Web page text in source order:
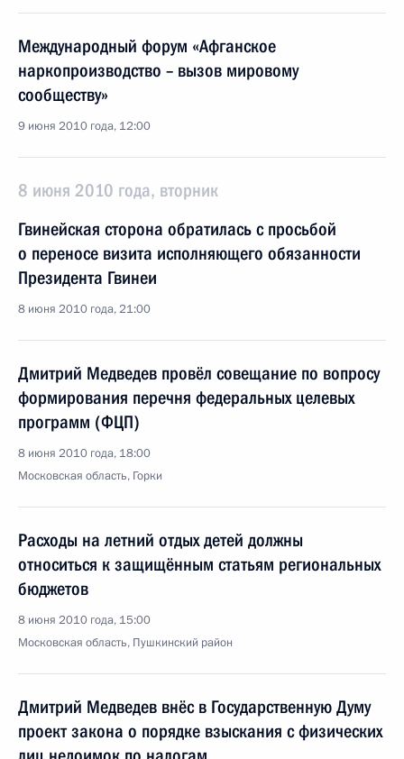
Международный форум «Афганское
наркопроизводство – вызов мировому
сообществу»
9 июня 2010 года, 12:00
8 июня 2010 года, вторник
Гвинейская сторона обратилась с просьбой
о переносе визита исполняющего обязанности
Президента Гвинеи
8 июня 2010 года, 21:00
Дмитрий Медведев провёл совещание по вопросу
формирования перечня федеральных целевых
программ (ФЦП)
8 июня 2010 года, 18:00
Московская область, Горки
Расходы на летний отдых детей должны
относиться к защищённым статьям региональных
бюджетов
8 июня 2010 года, 15:00
Московская область, Пушкинский район
Дмитрий Медведев внёс в Государственную Думу
проект закона о порядке взыскания с физических